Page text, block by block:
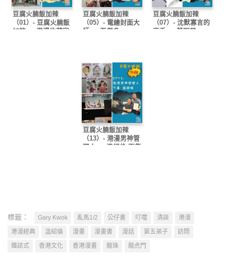
豆腐火腩飯加辣
（01）- 豆腐火腩飯
加辣 — 港漫收藏家
豆腐火腩飯加辣
（05）- 電繪封面大
師 — 亞傑多
豆腐火腩飯加辣
（07）- 沈默寡言的
高手 — 葉明發
豆腐火腩飯加辣
（13）- 港漫男神管
理人 — 溫紹倫 下集
標籤： Gary Kwok 亂馬1/2 公仔書 叮噹 清談
港漫
港漫經典
溫紹倫 漫畫 漫畫書 漫話 第五弟子
訪問
雜誌式
香港文化 香港漫畫 龍珠 龍虎門